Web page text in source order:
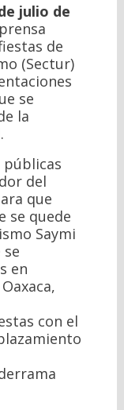
julio de
de
(Sectur)
se
la
del
que
se quede
Saymi
se
en
con el